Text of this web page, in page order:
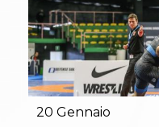
20 Gennaio